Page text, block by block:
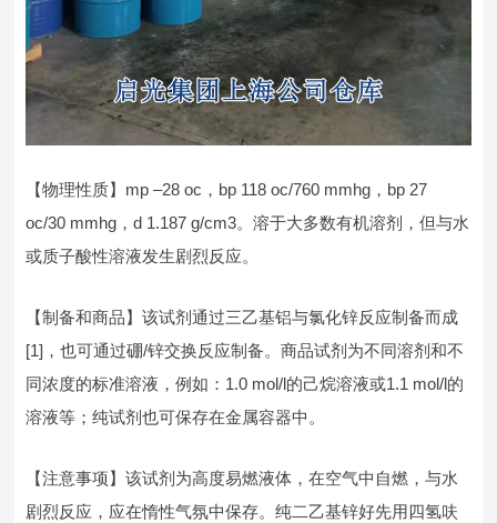
【物理性质】mp –28 oc，bp 118 oc/760 mmhg，bp 27
oc/30 mmhg，d 1.187 g/cm3。溶于大多数有机溶剂，但与水
或质子酸性溶液发生剧烈反应。
【制备和商品】该试剂通过三乙基铝与氯化锌反应制备而成
[1]，也可通过硼/锌交换反应制备。商品试剂为不同溶剂和不
同浓度的标准溶液，例如：1.0 mol/l的己烷溶液或1.1 mol/l的
溶液等；纯试剂也可保存在金属容器中。
【注意事项】该试剂为高度易燃液体，在空气中自燃，与水
剧烈反应，应在惰性气氛中保存。纯二乙基锌好先用四氢呋